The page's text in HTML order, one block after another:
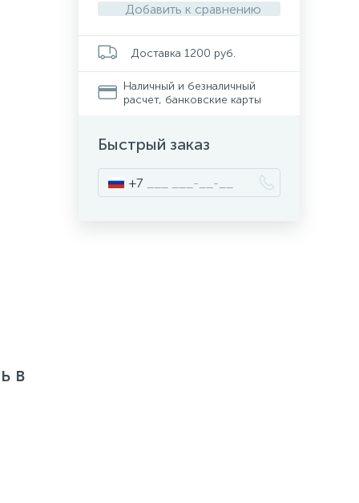
в
Добавить к сравнению
Доставка 1200 руб.
Наличный и безналичный
расчет, банковские карты
Быстрый заказ
+7